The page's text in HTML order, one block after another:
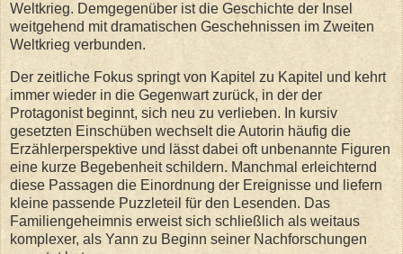
Weltkrieg. Demgegenüber ist die Geschichte der Insel
weitgehend mit dramatischen Geschehnissen im Zweiten
Weltkrieg verbunden.
Der zeitliche Fokus springt von Kapitel zu Kapitel und kehrt
immer wieder in die Gegenwart zurück, in der der
Protagonist beginnt, sich neu zu verlieben. In kursiv
gesetzten Einschüben wechselt die Autorin häufig die
Erzählerperspektive und lässt dabei oft unbenannte Figuren
eine kurze Begebenheit schildern. Manchmal erleichternd
diese Passagen die Einordnung der Ereignisse und liefern
kleine passende Puzzleteil für den Lesenden. Das
Familiengeheimnis erweist sich schließlich als weitaus
komplexer, als Yann zu Beginn seiner Nachforschungen